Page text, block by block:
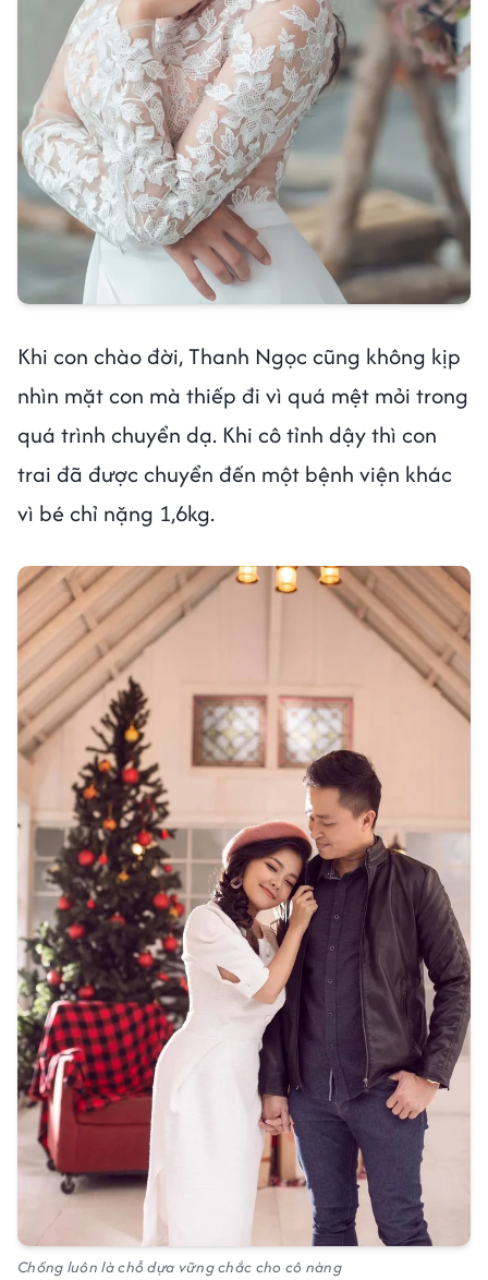
Khi con chào đời, Thanh Ngọc cũng không kịp
nhìn mặt con mà thiếp đi vì quá mệt mỏi trong
quá trình chuyển dạ. Khi cô tỉnh dậy thì con
trai đã được chuyển đến một bệnh viện khác
vì bé chỉ nặng 1,6kg.
Chồng luôn là chỗ dựa vững chắc cho cô nàng